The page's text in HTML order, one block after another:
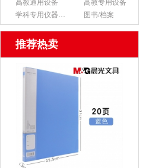
高教通用设备
高教专用设备
学科专用仪器设备
图书/档案
推荐热卖